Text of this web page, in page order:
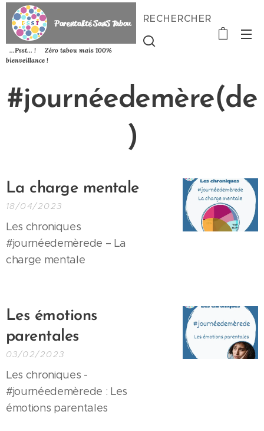
Parentalité SanSTabou
...Psst... ! Zéro tabou mais 100%
bienveillance !
RECHERCHER
#journéedemère(de
)
La charge mentale
18/04/2023
Les chroniques
#journéedemèrede – La
charge mentale
Les émotions
parentales
03/02/2023
Les chroniques -
#journéedemèrede : Les
émotions parentales